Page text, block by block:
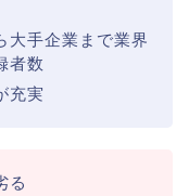
大手企業まで業界
者数
充実
る